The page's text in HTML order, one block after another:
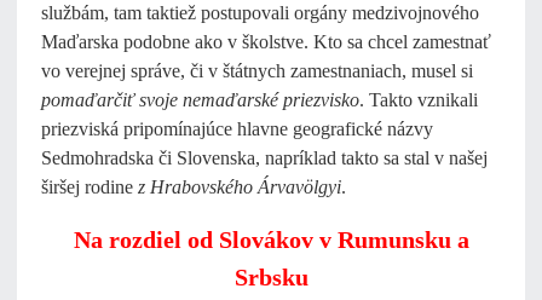
službám, tam taktiež postupovali orgány medzivojnového
Maďarska podobne ako v školstve. Kto sa chcel zamestnať
vo verejnej správe, či v štátnych zamestnaniach, musel si
pomaďarčiť svoje nemaďarské priezvisko. Takto vznikali
priezviská pripomínajúce hlavne geografické názvy
Sedmohradska či Slovenska, napríklad takto sa stal v našej
širšej rodine z Hrabovského Árvavölgyi.
Na rozdiel od Slovákov v Rumunsku a
Srbsku